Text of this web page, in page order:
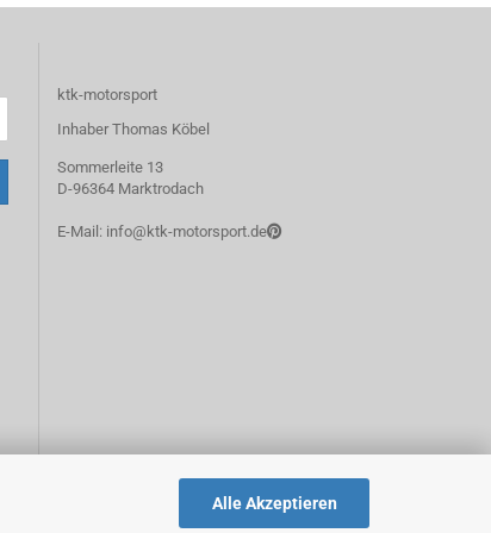
Alle Akzeptieren
ktk-motorsport
Inhaber Thomas Köbel
Sommerleite 13
D-96364 Marktrodach
E-Mail: info@ktk-motorsport.de